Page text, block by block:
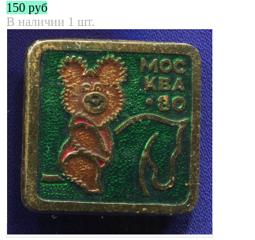
150 руб
В наличии 1 шт.